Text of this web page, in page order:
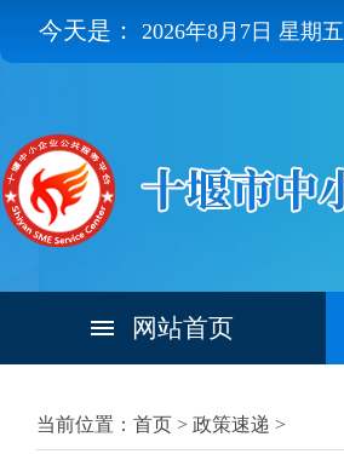
今天是： 2026年8月7日 星期五
网站首页
当前位置：首页 > 政策速递 >